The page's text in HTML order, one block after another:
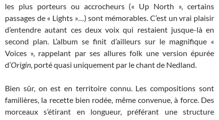
les plus porteurs ou accrocheurs (« Up North », certains
passages de « Lights »…) sont mémorables. C’est un vrai plaisir
d’entendre autant ces deux voix qui restaient jusque-là en
second plan. L’album se finit d’ailleurs sur le magnifique «
Voices », rappelant par ses allures folk une version épurée
d’Origin, porté quasi uniquement par le chant de Nedland.
Bien sûr, on est en territoire connu. Les compositions sont
familières, la recette bien rodée, même convenue, à force. Des
morceaux s’étirant en longueur, préférant une structure